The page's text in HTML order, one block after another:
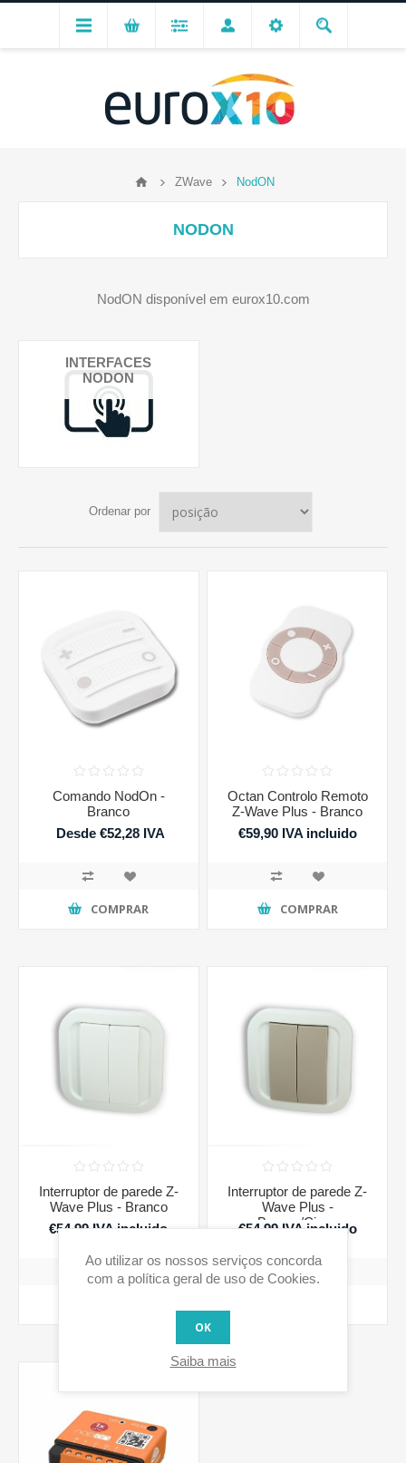
ZWave NodON
NODON
NodON disponível em eurox10.com
INTERFACES
NODON
Ordenar por
Comando NodOn -
Branco
Desde €52,28 IVA
COMPRAR
Octan Controlo Remoto
Z-Wave Plus - Branco
€59,90 IVA incluido
COMPRAR
Interruptor de parede Z-
Wave Plus - Branco
€54,99 IVA incluido
Interruptor de parede Z-
Wave Plus -
Branco/Cinza
€54,99 IVA incluido
Ao utilizar os nossos serviços concorda
com a política geral de uso de Cookies.
OK
Saiba mais